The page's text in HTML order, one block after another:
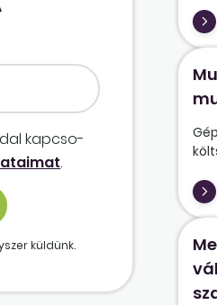
kapcso­
.
küldünk.